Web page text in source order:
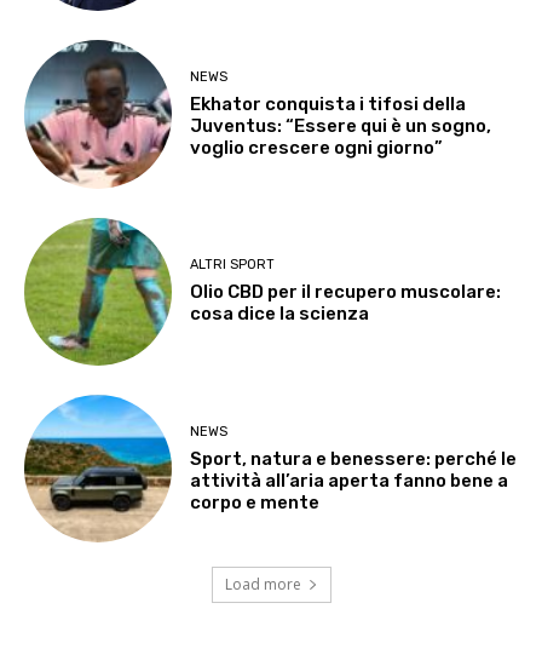
NEWS
Ekhator conquista i tifosi della
Juventus: “Essere qui è un sogno,
voglio crescere ogni giorno”
ALTRI SPORT
Olio CBD per il recupero muscolare:
cosa dice la scienza
NEWS
Sport, natura e benessere: perché le
attività all’aria aperta fanno bene a
corpo e mente
Load more